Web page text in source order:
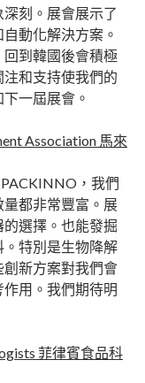
刻。展會展示了
動化解決方案。
到韓國後會積極
和支持使我們的
一屆展會。
Association 馬來
，我們
都非常豐富。展
選擇。也能發掘
特別是生物降解
新方案對我們會
用。我們期待明
菲律賓食品科